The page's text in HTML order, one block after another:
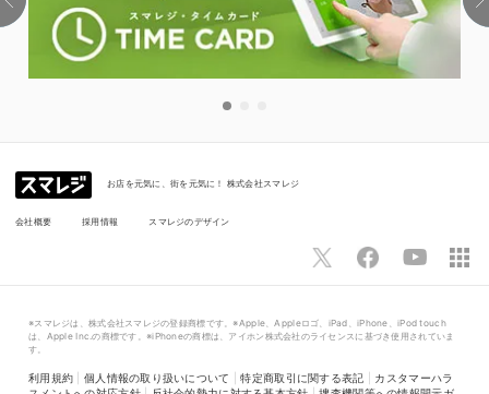
お店を元気に、街を元気に！ 株式会社スマレジ
会社概要 採用情報 スマレジのデザイン
※スマレジは、株式会社スマレジの登録商標です。※Apple、Appleロゴ、iPad、iPhone、iPod touch
は、Apple Inc.の商標です。※iPhoneの商標は、アイホン株式会社のライセンスに基づき使用されていま
す。
利用規約 個人情報の取り扱いについて |特定商取引に関する表記
カスタマーハラ